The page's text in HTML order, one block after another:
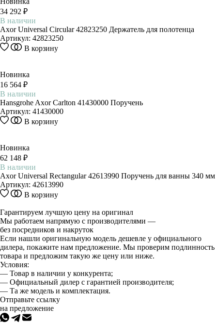
34 292 ₽
В наличии
Axor Universal Circular 42823250 Держатель для полотенца
Артикул: 42823250
В корзину
Новинка
16 564 ₽
В наличии
Hansgrohe Axor Carlton 41430000 Поручень
Артикул: 41430000
В корзину
Новинка
62 148 ₽
В наличии
Axor Universal Rectangular 42613990 Поручень для ванны 340 мм
Артикул: 42613990
В корзину
Гарантируем лучшую цену на оригинал
Мы работаем напрямую с производителями —
без посредников и накруток
Если нашли оригинальную модель дешевле у официального
дилера, покажите нам предложение. Мы проверим подлинность
товара и предложим такую же цену или ниже.
Условия:
— Товар в наличии у конкурента;
— Официальный дилер с гарантией производителя;
— Та же модель и комплектация.
Отправьте ссылку
на предложение